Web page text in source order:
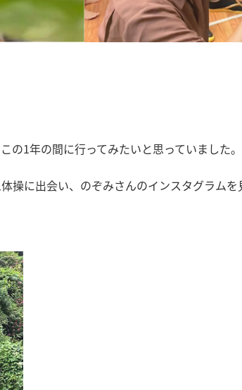
1年の間に行ってみたいと思っていました。
に出会い、のぞみさんのインスタグラム